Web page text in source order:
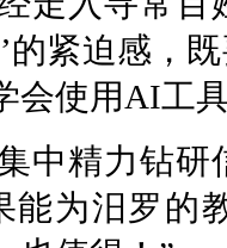
的紧迫感，
会使用AI工
中精力钻
能为汨罗的